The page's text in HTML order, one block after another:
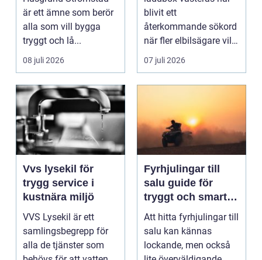
är ett ämne som berör
alla som vill bygga
tryggt och lå...
08 juli 2026
blivit ett
återkommande sökord
när fler elbilsägare vill
ladda hemma på ett
säk...
07 juli 2026
Vvs lysekil för
trygg service i
kustnära miljö
VVS Lysekil är ett
samlingsbegrepp för
alla de tjänster som
Fyrhjulingar till
salu guide för
tryggt och smart
köp
Att hitta fyrhjulingar till
salu kan kännas
lockande, men också